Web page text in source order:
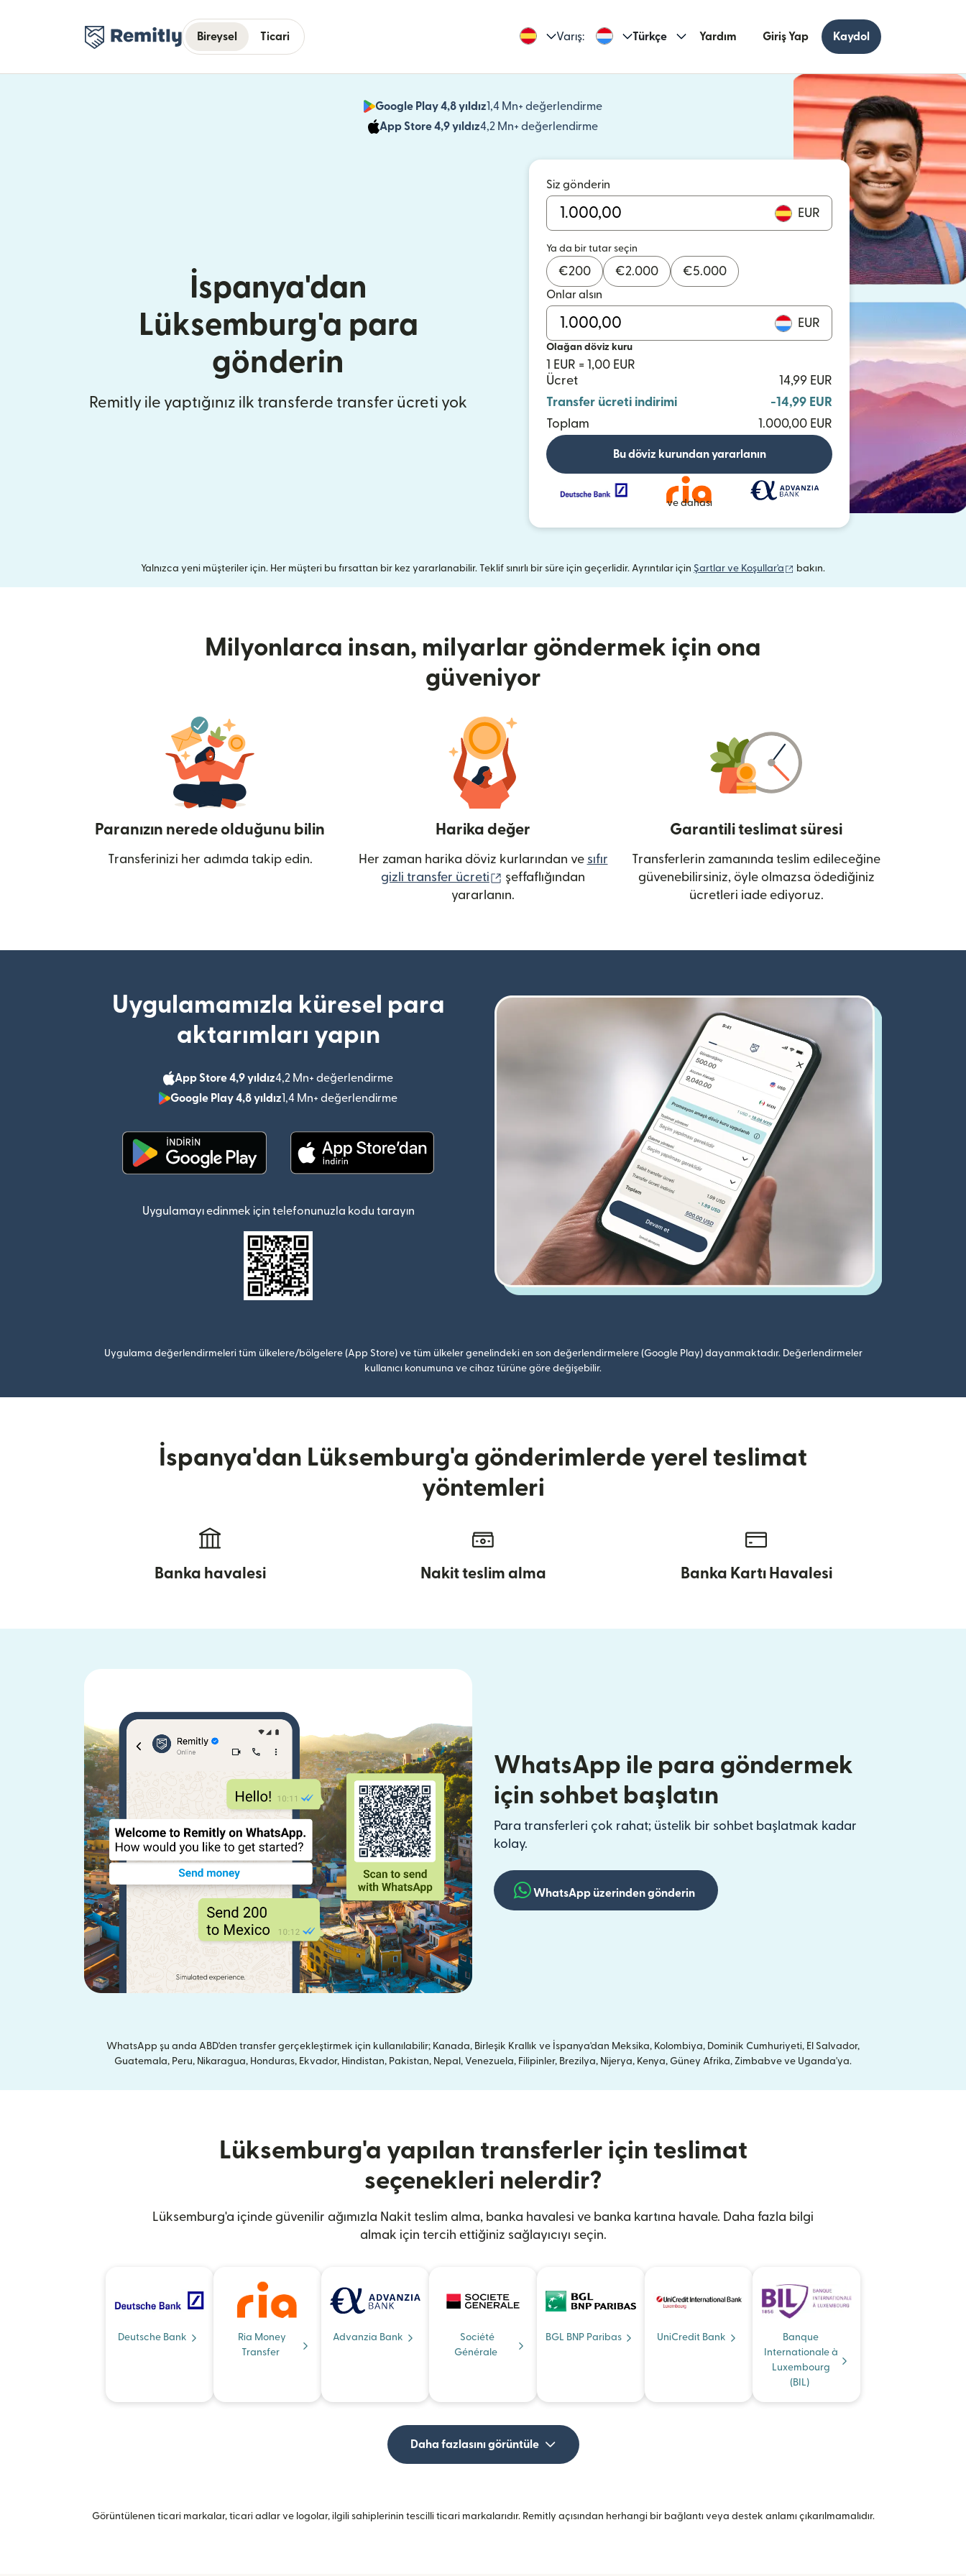
Bireysel Ticari Varış: Türkçe Yardım Giriş Yap Kaydol
Google Play 4,8 yıldız1,4 Mn+ değerlendirme
App Store 4,9 yıldız4,2 Mn+ değerlendirme
İspanya'dan
Lüksemburg'a para
gönderin
Remitly ile yaptığınız ilk transferde transfer ücreti yok
Siz gönderin
EUR
Ya da bir tutar seçin
€200 €2.000 €5.000
Onlar alsın
EUR
Olağan döviz kuru
1 EUR = 1,00 EUR
Ücret
14,99 EUR
Transfer ücreti indirimi
-14,99 EUR
Toplam
1.000,00 EUR
Bu döviz kurundan yararlanın
ve dahası
Yalnızca yeni müşteriler için. Her müşteri bu fırsattan bir kez yararlanabilir. Teklif sınırlı bir süre için geçerlidir. Ayrıntılar için Şartlar ve Koşullar'a (yeni pencerede açılır)
bakın.
Milyonlarca insan, milyarlar göndermek için ona
güveniyor
Paranızın nerede olduğunu bilin
Transferinizi her adımda takip edin.
Harika değer
Her zaman harika döviz kurlarından ve sıfır
gizli transfer ücreti
(yeni pencerede açılır)
şeffaflığından
yararlanın.
Garantili teslimat süresi
Transferlerin zamanında teslim edileceğine
güvenebilirsiniz, öyle olmazsa ödediğiniz
ücretleri iade ediyoruz.
Uygulamamızla küresel para
aktarımları yapın
App Store 4,9 yıldız4,2 Mn+ değerlendirme
Google Play 4,8 yıldız1,4 Mn+ değerlendirme
Uygulamayı edinmek için telefonunuzla kodu tarayın
Uygulama değerlendirmeleri tüm ülkelere/bölgelere (App Store) ve tüm ülkeler genelindeki en son değerlendirmelere (Google Play) dayanmaktadır. Değerlendirmeler
kullanıcı konumuna ve cihaz türüne göre değişebilir.
İspanya'dan Lüksemburg'a gönderimlerde yerel teslimat
yöntemleri
Banka havalesi Nakit teslim alma Banka Kartı Havalesi
WhatsApp ile para göndermek
için sohbet başlatın
Para transferleri çok rahat; üstelik bir sohbet başlatmak kadar
kolay.
WhatsApp üzerinden gönderin
WhatsApp şu anda ABD'den transfer gerçekleştirmek için kullanılabilir; Kanada, Birleşik Krallık ve İspanya'dan Meksika, Kolombiya, Dominik Cumhuriyeti, El Salvador,
Guatemala, Peru, Nikaragua, Honduras, Ekvador, Hindistan, Pakistan, Nepal, Venezuela, Filipinler, Brezilya, Nijerya, Kenya, Güney Afrika, Zimbabve ve Uganda'ya.
Lüksemburg'a yapılan transferler için teslimat
seçenekleri nelerdir?
Lüksemburg'a içinde güvenilir ağımızla Nakit teslim alma, banka havalesi ve banka kartına havale. Daha fazla bilgi
almak için tercih ettiğiniz sağlayıcıyı seçin.
Deutsche Bank
Ria Money
Transfer
Advanzia Bank
Société
Générale
BGL BNP Paribas UniCredit Bank
Banque
Internationale à
Luxembourg
(BIL)
Daha fazlasını görüntüle
Görüntülenen ticari markalar, ticari adlar ve logolar, ilgili sahiplerinin tescilli ticari markalarıdır. Remitly açısından herhangi bir bağlantı veya destek anlamı çıkarılmamalıdır.